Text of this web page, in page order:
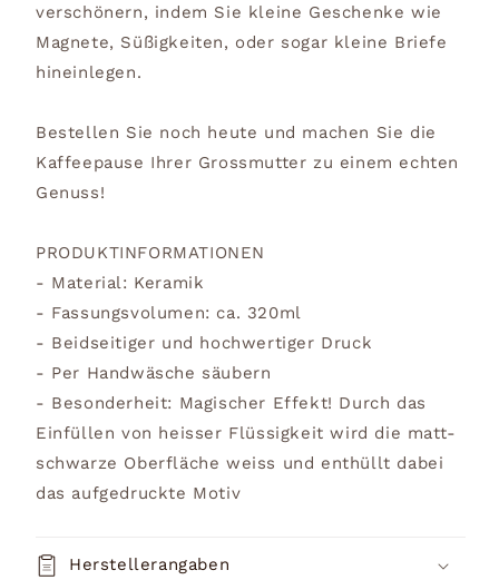
verschönern, indem Sie kleine Geschenke wie
Magnete, Süßigkeiten, oder sogar kleine Briefe
hineinlegen.
Bestellen Sie noch heute und machen Sie die
Kaffeepause Ihrer Grossmutter zu einem echten
Genuss!
PRODUKTINFORMATIONEN
- Material: Keramik
- Fassungsvolumen: ca. 320ml
- Beidseitiger und hochwertiger Druck
- Per Handwäsche säubern
- Besonderheit: Magischer Effekt! Durch das
Einfüllen von heisser Flüssigkeit wird die matt-
schwarze Oberfläche weiss und enthüllt dabei
das aufgedruckte Motiv
Herstellerangaben